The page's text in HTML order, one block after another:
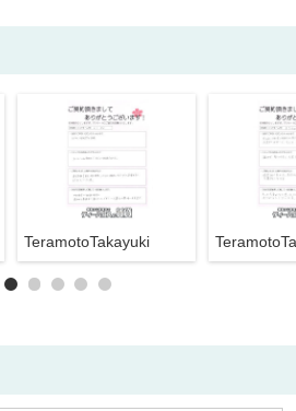
TeramotoTakayuki